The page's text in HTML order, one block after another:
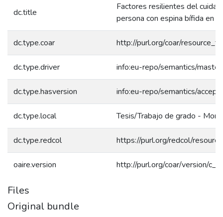
dc.title
Factores resilientes del
persona con espina bífida en
dc.type.coar http://purl.org/coar/
dc.type.driver info:eu-repo/semantics/
dc.type.hasversion info:eu-repo/semantics/
dc.type.local Tesis/Trabajo de grado -
dc.type.redcol https://purl.org/redcol/
oaire.version http://purl.org/coar/version/
Files
Original bundle